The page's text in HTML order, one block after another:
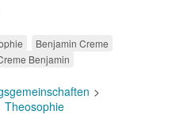
Benjamin Creme
Benjamin
Theosophie